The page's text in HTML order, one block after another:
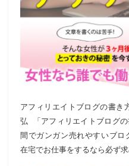
アフィリエイトブログの書き
弘 「アフィリエイトブログ
間でガンガン売れやすいブロ
在宅でお仕事をするなら必ず